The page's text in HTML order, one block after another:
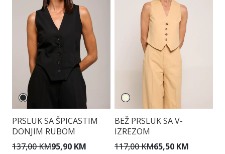
PRSLUK SA ŠPICASTIM
DONJIM RUBOM
137,00 KM95,90 KM
BEŽ PRSLUK SA V-
IZREZOM
117,00 KM65,50 KM